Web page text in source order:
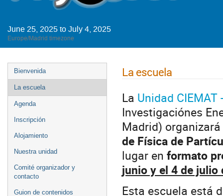
June 25, 2025 to July 4, 2025
Europe/Madrid timezone
Bienvenida
La escuela
Agenda
Inscripción
Alojamiento
Nuestra unidad
Comité organizador y
contacto
Guion de contenidos
La escuela
La Unidad
Investigaciónes
Madrid)
de Física de
lugar en formato
junio y el 4 de julio
Esta escuela está